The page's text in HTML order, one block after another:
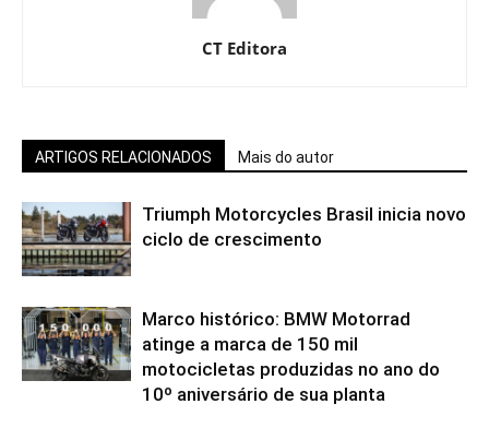
CT Editora
ARTIGOS RELACIONADOS Mais do autor
Triumph Motorcycles Brasil inicia novo
ciclo de crescimento
Marco histórico: BMW Motorrad
atinge a marca de 150 mil
motocicletas produzidas no ano do
10º aniversário de sua planta